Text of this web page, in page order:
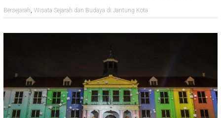
Bersejarah, Wisata Sejarah dan Budaya di Jantung Kota